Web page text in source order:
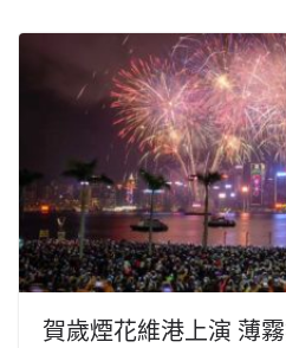
賀歲煙花維港上演 薄